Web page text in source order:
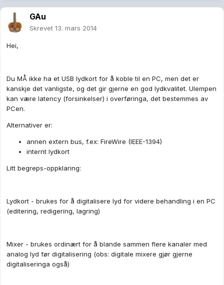
GAu
Skrevet 13. mars 2014
Hei,
Du MÅ ikke ha et USB lydkort for å koble til en PC, men det er
kanskje det vanligste, og det gir gjerne en god lydkvalitet. Ulempen
kan være latency (forsinkelser) i overføringa, det bestemmes av
PCen.
Alternativer er:
annen extern bus, f.ex: FireWire (IEEE-1394)
internt lydkort
Litt begreps-oppklaring:
Lydkort - brukes for å digitalisere lyd for videre behandling i en PC
(editering, redigering, lagring)
Mixer - brukes ordinært for å blande sammen flere kanaler med
analog lyd før digitalisering (obs: digitale mixere gjør gjerne
digitaliseringa også)